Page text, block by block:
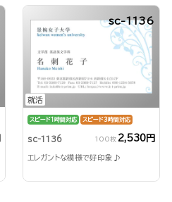
就活
sc-1136
スピード1時間対応 スピード3時間対応
sc-1136 100枚 2,530円
エレガントな模様で好印象♪